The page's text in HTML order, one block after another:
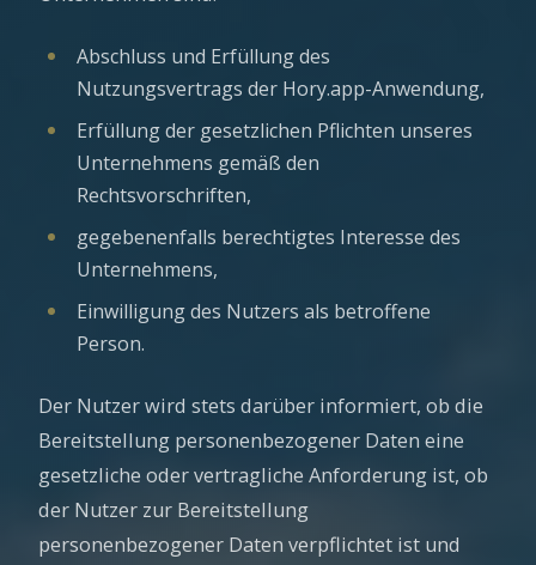
Abschluss und Erfüllung des
Nutzungsvertrags der Hory.app-Anwendung,
Erfüllung der gesetzlichen Pflichten unseres
Unternehmens gemäß den
Rechtsvorschriften,
gegebenenfalls berechtigtes Interesse des
Unternehmens,
Einwilligung des Nutzers als betroffene
Person.
Der Nutzer wird stets darüber informiert, ob die
Bereitstellung personenbezogener Daten eine
gesetzliche oder vertragliche Anforderung ist, ob
der Nutzer zur Bereitstellung
personenbezogener Daten verpflichtet ist und